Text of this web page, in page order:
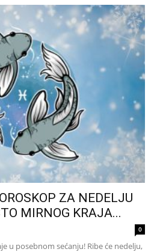
ZA NEDELJU
MIRNOG KRAJA...
0
u posebnom sećanju! Ribe će nedelju,